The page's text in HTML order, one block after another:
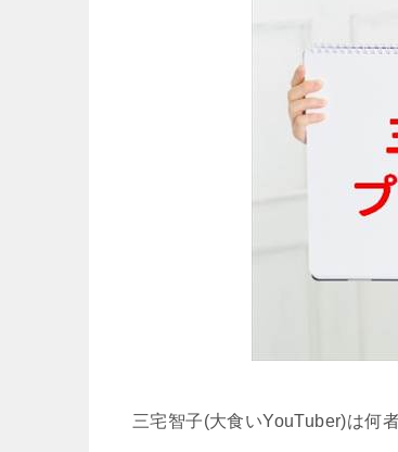
三宅智子(大食いYouTuber)は何